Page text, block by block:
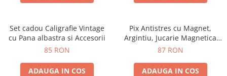
Set cadou Caligrafie Vintage
cu Pana albastra si Accesorii
85 RON
ADAUGA IN COS
Pix Antistres cu Magnet,
Argintiu, Jucarie Magnetica
pentru Birou
87 RON
ADAUGA IN COS